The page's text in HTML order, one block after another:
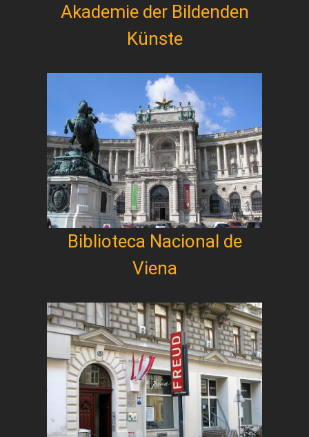
Akademie der Bildenden
Künste
Biblioteca Nacional de
Viena